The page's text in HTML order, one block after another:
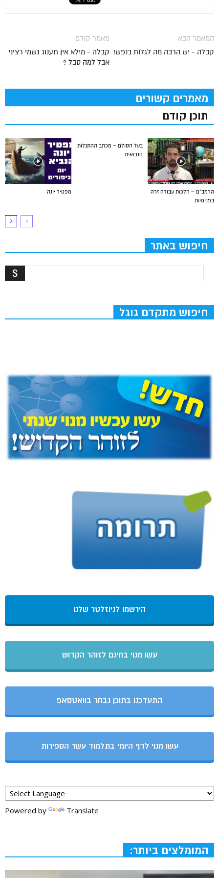
מאמר קודם
קבלה - מילא אין תענוג גשמי רציני
אבל למה סבל ?
המאמר הבא
קבלה - יש הרבה מה לגלות בנפש!
מאמרים קשורים
תוכן קודם
מפטיר יונה
בעל הסולם – מכתב ההתגלות
הנבואית
הרמב”ם – הלכות עבודה זרה
בפנימיות
חיפוש באתר
חיפוש מתקדם גוגל
הירשמו לניוזלטר שלנו
עשו מנוי בחינם לזוהר הקדוש
התעדכנו בתוכן נבחר בוואטסאפ
עשו מנוי לדף היומי בתלמוד עשר הספירות
Powered by Translate
המומלצים ביותר: